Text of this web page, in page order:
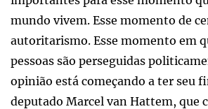
mundo vivem. Esse momento de
autoritarismo. Esse momento em
pessoas são perseguidas
opinião está começando a ter seu
deputado Marcel van Hattem, que